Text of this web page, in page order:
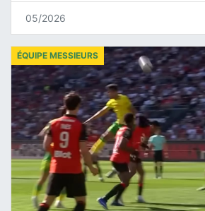
05/2026
ÉQUIPE MESSIEURS